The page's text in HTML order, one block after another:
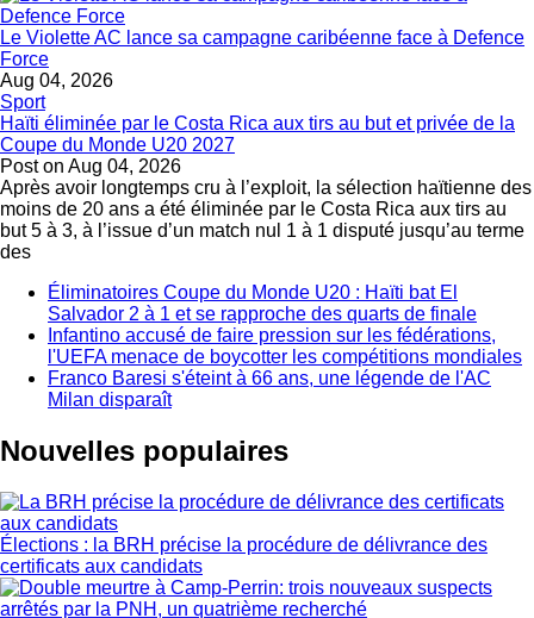
Le Violette AC lance sa campagne caribéenne face à Defence
Force
Aug 04, 2026
Sport
Haïti éliminée par le Costa Rica aux tirs au but et privée de la
Coupe du Monde U20 2027
Post on Aug 04, 2026
Après avoir longtemps cru à l’exploit, la sélection haïtienne des
moins de 20 ans a été éliminée par le Costa Rica aux tirs au
but 5 à 3, à l’issue d’un match nul 1 à 1 disputé jusqu’au terme
des
Éliminatoires Coupe du Monde U20 : Haïti bat El
Salvador 2 à 1 et se rapproche des quarts de finale
Infantino accusé de faire pression sur les fédérations,
l'UEFA menace de boycotter les compétitions mondiales
Franco Baresi s'éteint à 66 ans, une légende de l'AC
Milan disparaît
Nouvelles populaires
Élections : la BRH précise la procédure de délivrance des
certificats aux candidats